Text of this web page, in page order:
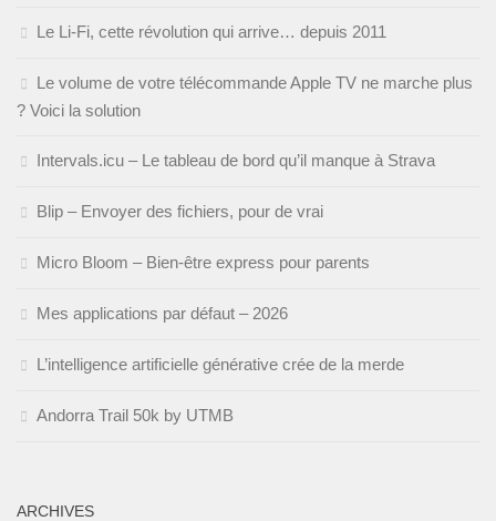
Le Li-Fi, cette révolution qui arrive… depuis 2011
Le volume de votre télécommande Apple TV ne marche plus
? Voici la solution
Intervals.icu – Le tableau de bord qu’il manque à Strava
Blip – Envoyer des fichiers, pour de vrai
Micro Bloom – Bien-être express pour parents
Mes applications par défaut – 2026
L’intelligence artificielle générative crée de la merde
Andorra Trail 50k by UTMB
ARCHIVES